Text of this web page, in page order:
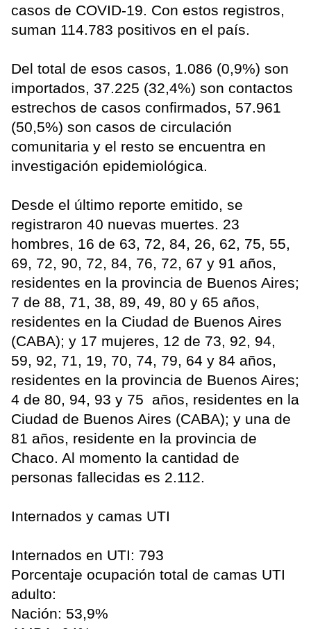
casos de COVID-19. Con estos registros,
suman 114.783 positivos en el país.
Del total de esos casos, 1.086 (0,9%) son
importados, 37.225 (32,4%) son contactos
estrechos de casos confirmados, 57.961
(50,5%) son casos de circulación
comunitaria y el resto se encuentra en
investigación epidemiológica.
Desde el último reporte emitido, se
registraron 40 nuevas muertes. 23
hombres, 16 de 63, 72, 84, 26, 62, 75, 55,
69, 72, 90, 72, 84, 76, 72, 67 y 91 años,
residentes en la provincia de Buenos Aires;
7 de 88, 71, 38, 89, 49, 80 y 65 años,
residentes en la Ciudad de Buenos Aires
(CABA); y 17 mujeres, 12 de 73, 92, 94,
59, 92, 71, 19, 70, 74, 79, 64 y 84 años,
residentes en la provincia de Buenos Aires;
4 de 80, 94, 93 y 75 años, residentes en la
Ciudad de Buenos Aires (CABA); y una de
81 años, residente en la provincia de
Chaco. Al momento la cantidad de
personas fallecidas es 2.112.
Internados y camas UTI
Internados en UTI: 793
Porcentaje ocupación total de camas UTI
adulto:
Nación: 53,9%